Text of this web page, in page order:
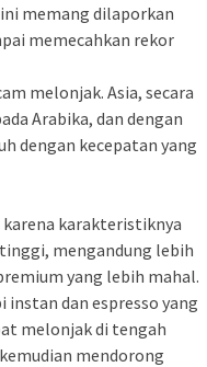
memang dilaporkan
memecahkan rekor
melonjak. Asia, secara
Arabika, dan dengan
dengan kecepatan yang
karakteristiknya
mengandung lebih
yang lebih mahal.
instan dan espresso yang
melonjak di tengah
mendorong